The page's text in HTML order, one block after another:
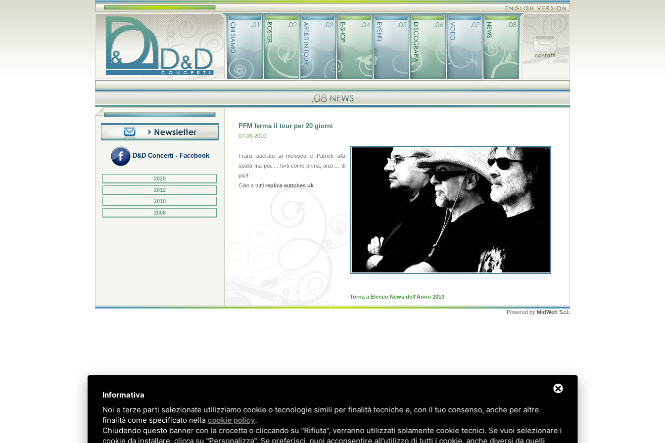
D&D Concerti - Facebook
2020
2012
2010
2008
PFM ferma il tour per 20 giorni
07-06-2010
Franz operato al menisco e Patrick alla
spalla ma poi..... forti come prima, anzi.... di
più!!!
Ciao a tutti replica watches uk
Torna a Elenco News dell'Anno 2010
Powered by MidWeb S.r.l.
Informativa
Noi e terze parti selezionate utilizziamo cookie o tecnologie simili per finalità tecniche e, con il tuo consenso, anche per altre
finalità come specificato nella cookie policy.
Chiudendo questo banner con la crocetta o cliccando su "Rifiuta", verranno utilizzati solamente cookie tecnici. Se vuoi selezionare i
cookie da installare, clicca su "Personalizza". Se preferisci, puoi acconsentire all'utilizzo di tutti i cookie, anche diversi da quelli